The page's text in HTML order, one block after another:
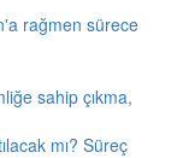
rağmen sürece
sahip çıkma,
mı? Süreç